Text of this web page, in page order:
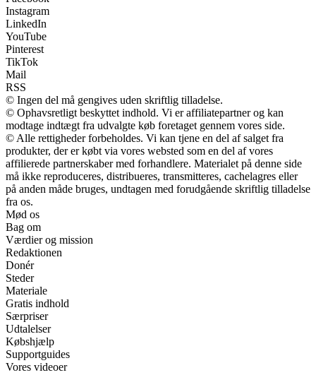
Instagram
LinkedIn
YouTube
Pinterest
TikTok
Mail
RSS
© Ingen del må gengives uden skriftlig tilladelse.
© Ophavsretligt beskyttet indhold. Vi er affiliatepartner og kan
modtage indtægt fra udvalgte køb foretaget gennem vores side.
© Alle rettigheder forbeholdes. Vi kan tjene en del af salget fra
produkter, der er købt via vores websted som en del af vores
affilierede partnerskaber med forhandlere. Materialet på denne side
må ikke reproduceres, distribueres, transmitteres, cachelagres eller
på anden måde bruges, undtagen med forudgående skriftlig tilladelse
fra os.
Mød os
Bag om
Værdier og mission
Redaktionen
Donér
Steder
Materiale
Gratis indhold
Særpriser
Udtalelser
Købshjælp
Supportguides
Vores videoer